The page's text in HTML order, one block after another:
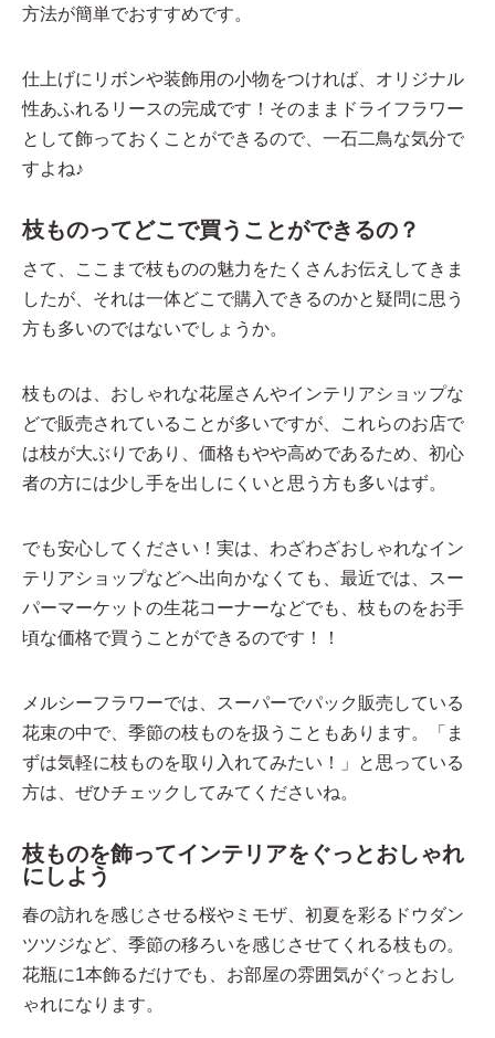
方法が簡単でおすすめです。
仕上げにリボンや装飾用の小物をつければ、オリジナル
性あふれるリースの完成です！そのままドライフラワー
として飾っておくことができるので、一石二鳥な気分で
すよね♪
枝ものってどこで買うことができるの？
さて、ここまで枝ものの魅力をたくさんお伝えしてきま
したが、それは一体どこで購入できるのかと疑問に思う
方も多いのではないでしょうか。
枝ものは、おしゃれな花屋さんやインテリアショップな
どで販売されていることが多いですが、これらのお店で
は枝が大ぶりであり、価格もやや高めであるため、初心
者の方には少し手を出しにくいと思う方も多いはず。
でも安心してください！実は、わざわざおしゃれなイン
テリアショップなどへ出向かなくても、最近では、
スー
パーマーケットの生花コーナーなどでも、枝ものをお手
頃な価格で買うことができるのです ！！
メルシーフラワーでは、スーパーでパック販売している
花束の中で、季節の枝ものを扱うこともあります。「ま
ずは気軽に枝ものを取り入れてみたい！」と思っている
方は、ぜひチェックしてみてくださいね。
枝ものを飾ってインテリアをぐっとおしゃれ
にしよう
春の訪れを感じさせる桜やミモザ、初夏を彩るドウダン
ツツジなど、季節の移ろいを感じさせてくれる枝もの。
花瓶に1本飾るだけでも、お部屋の雰囲気がぐっとおし
ゃれになります。